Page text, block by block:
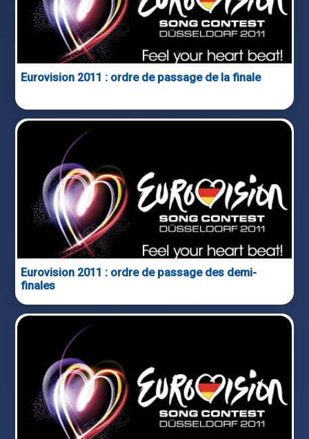
Eurovision 2011 : ordre de passage de la finale
Eurovision 2011 : ordre de passage des demi-
finales